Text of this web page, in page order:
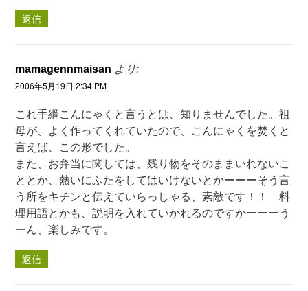
返信
mamagennmaisan より:
2006年5月19日 2:34 PM
これ手綱こんにゃくと言うとは、知りませんでした。祖
母が、よく作ってくれていたので、こんにゃくを焚くと
言えば、この形でした。
また、お弁当に関しては、残り物をそのままいれないこ
ととか、熱いにふたをしてはいけないとかーーーそう言
う所をキチンと伝えていらっしゃる、素敵です！！ 料
理用語とかも、説明を入れていかれるのですかーーーう
ーん、楽しみです。
返信